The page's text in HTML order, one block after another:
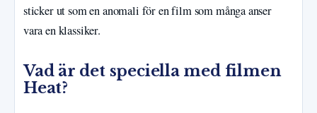
sticker ut som en anomali för en film som många anser
vara en klassiker.
Vad är det speciella med filmen
Heat?